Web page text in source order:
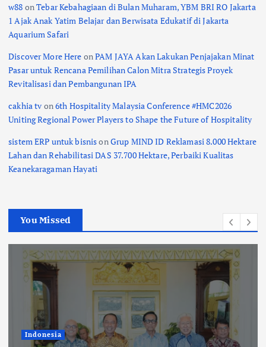
w88 onTebar Kebahagiaan di Bulan Muharam, YBM BRI RO Jakarta
1 Ajak Anak Yatim Belajar dan Berwisata Edukatif di Jakarta
Aquarium Safari
Discover More Here onPAM JAYA Akan Lakukan Penjajakan Minat
Pasar untuk Rencana Pemilihan Calon Mitra Strategis Proyek
Revitalisasi dan Pembangunan IPA
cakhia tv on6th Hospitality Malaysia Conference #HMC2026
Uniting Regional Power Players to Shape the Future of Hospitality
sistem ERP untuk bisnisonGrup MIND ID Reklamasi 8.000 Hektare
Lahan dan Rehabilitasi DAS 37.700 Hektare, Perbaiki Kualitas
Keanekaragaman Hayati
You Missed